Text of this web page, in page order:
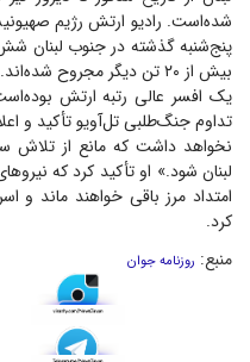
شده‌است. رادیو ارتش رژیم
پنج‌شنبه گذشته در جنوب لبنان
بیش از ۲۰ تن دیگر مجروح
یک افسر عالی رتبه ارتش
تداوم جنگ‌طلبی تل‌آویو تأکید و
نخواهد داشت که مانع از تلاش
لبنان شود.» او تأکید کرد که
امتداد مرز باقی خواهند ماند و
کرد.
منبع: روزنامه جوان